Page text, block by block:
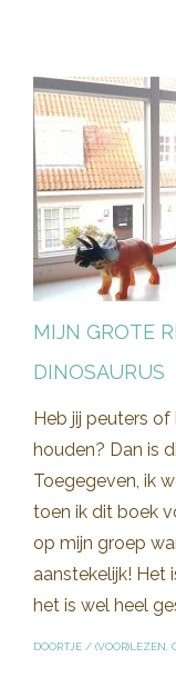
MIJN GROTE
DINOSAURUS
Heb jij peuters
houden? Dan is
Toegegeven, ik
toen ik dit boek
op mijn groep
aanstekelijk! Het
het is wel heel
DOORTJE / (VOOR)LEZEN